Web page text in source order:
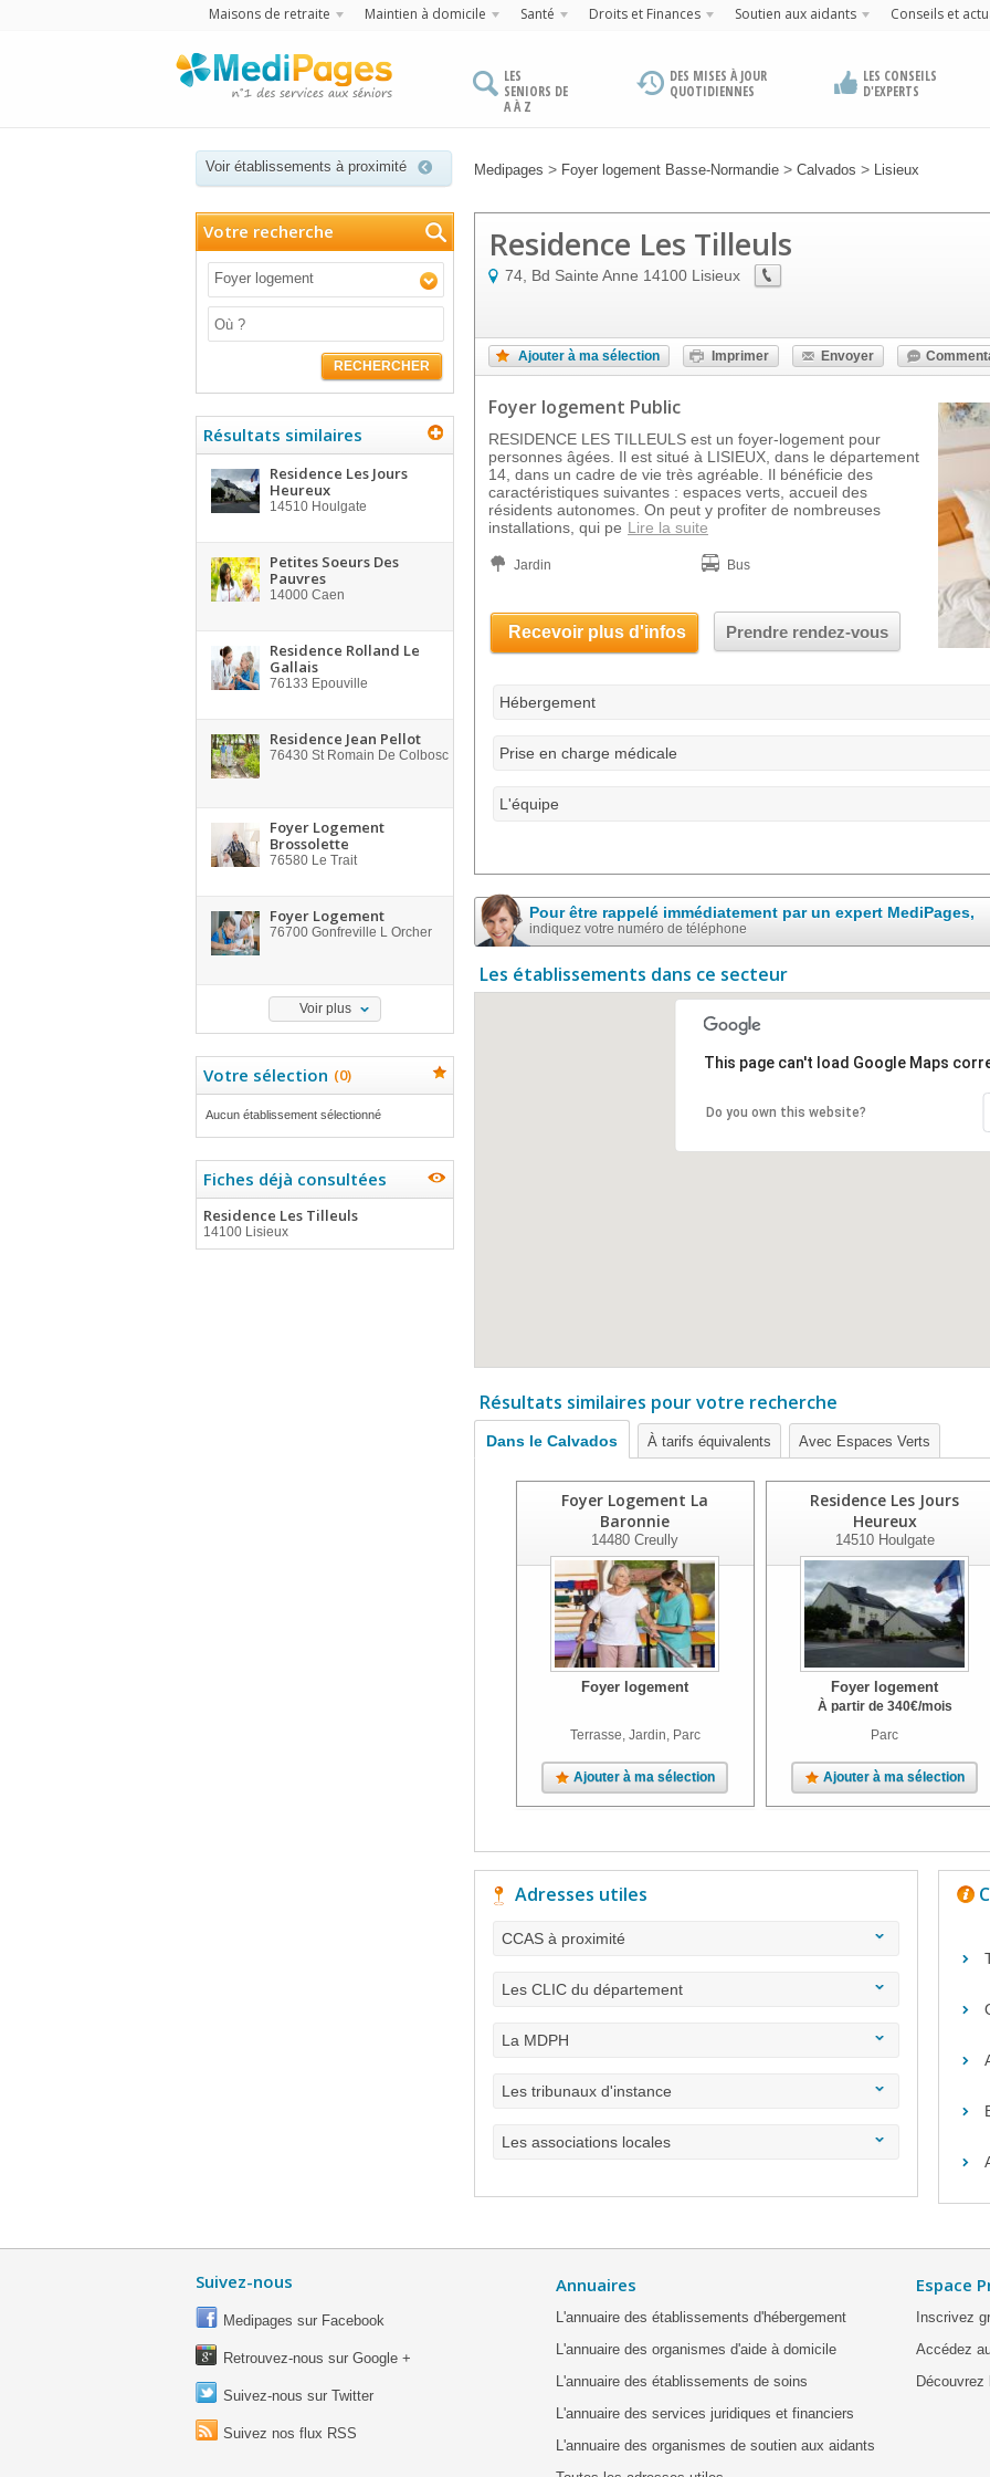
Maisons de retraite Maintien à domicile Santé Droits et Finances Soutien aux aidants Conseils et
LES
SENIORS DE
A À Z
DES MISES À JOUR
QUOTIDIENNES
LES CONSEILS
D'EXPERTS
Voir établissements à proximité Medipages > Foyer logement Basse-Normandie > Calvados > Lisieux
Votre recherche
Foyer logement
RECHERCHER
Résultats similaires
Residence Les Jours
Heureux
14510 Houlgate
Petites Soeurs Des
Pauvres
14000 Caen
Residence Rolland Le
Gallais
76133 Epouville
Residence Jean Pellot
76430 St Romain De Colbosc
Foyer Logement
Brossolette
76580 Le Trait
Foyer Logement
76700 Gonfreville L Orcher
Voir plus
Votre sélection (0)
Aucun établissement sélectionné
Fiches déjà consultées
Residence Les Tilleuls
14100 Lisieux
Residence Les Tilleuls
74, Bd Sainte Anne 14100 Lisieux
Ajouter à ma sélection Imprimer Envoyer
Foyer logement Public
RESIDENCE LES TILLEULS est un foyer-logement pour
personnes âgées. Il est situé à LISIEUX, dans le département
14, dans un cadre de vie très agréable. Il bénéficie des
caractéristiques suivantes : espaces verts, accueil des
résidents autonomes. On peut y profiter de nombreuses
installations, qui pe Lire la suite
Jardin Bus
Recevoir plus d'infos Prendre rendez-vous
Hébergement
Prise en charge médicale
L'équipe
Pour être rappelé immédiatement par un expert MediPages,
indiquez votre numéro de téléphone
Les établissements dans ce secteur
This page can't load Google Maps
Do you own this website?
Résultats similaires pour votre recherche
Dans le Calvados À tarifs équivalents Avec Espaces Verts
Foyer Logement La
Baronnie
14480 Creully
Foyer logement
Terrasse, Jardin, Parc
Ajouter à ma sélection
Residence Les Jours
Heureux
14510Houlgate
Foyer logement
À partir de 340€/mois
Parc
Ajouter à ma sélection
Adresses utiles
CCAS à proximité
Les CLIC du département
La MDPH
Les tribunaux d'instance
Les associations locales
Suivez-nous
Medipages sur Facebook
Retrouvez-nous sur Google +
Suivez-nous sur Twitter
Suivez nos flux RSS
Annuaires
L'annuaire des établissements d'hébergement
L'annuaire des organismes d'aide à domicile
L'annuaire des établissements de soins
L'annuaire des services juridiques et financiers
L'annuaire des organismes de soutien aux aidants
Espace
Inscrivez
Accédez